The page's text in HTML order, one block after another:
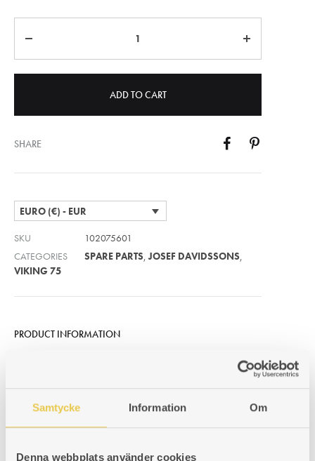
Samtycke Information Om
Denna webbplats använder cookies
ADD TO CART
SHARE
EURO (€) - EUR
SKU
102075601
CATEGORIES
SPARE PARTS ,JOSEF DAVIDSSONS
VIKING 75
PRODUCT INFORMATION
Related products